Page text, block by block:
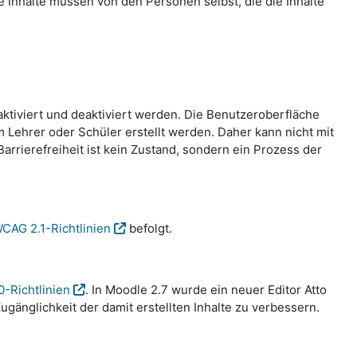
und deaktiviert werden. Die Benutzeroberfläche
Lehrer oder Schüler erstellt werden. Daher kann nicht mit
ist kein Zustand, sondern ein Prozess der
2.1-Richtlinien befolgt.
Richtlinien
. In Moodle 2.7 wurde ein neuer Editor Atto
der damit erstellten Inhalte zu verbessern.